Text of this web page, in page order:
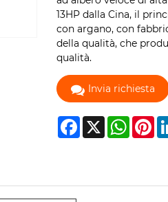
13HP dalla Cina, il
con argano, con
della qualità, che
qualità.
Invia richiesta
Facebook
X